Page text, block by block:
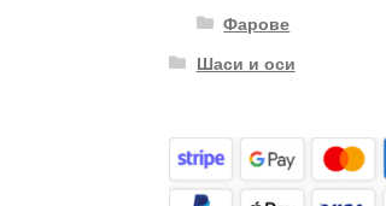
Фарове
Шаси и оси